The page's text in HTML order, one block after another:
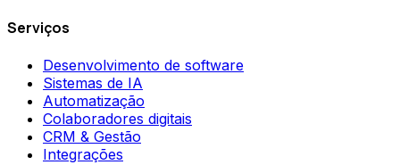
Serviços
Desenvolvimento de software
Sistemas de IA
Automatização
Colaboradores digitais
CRM & Gestão
Integrações